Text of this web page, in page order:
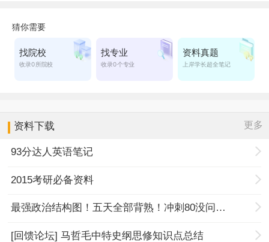
资料下载 更多
93分达人英语笔记
2015考研必备资料
最强政治结构图！五天全部背熟！冲刺80没问题！
[回馈论坛] 马哲毛中特史纲思修知识点总结